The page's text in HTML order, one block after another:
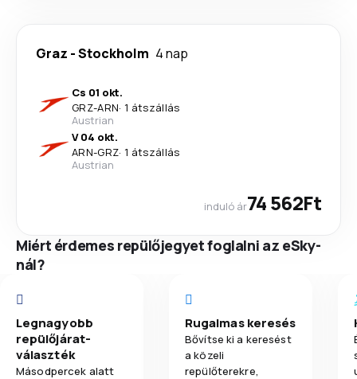
Graz -Stockholm 4 nap
Cs 01 okt.
GRZ-ARN· 1 átszállás
Austrian
V 04 okt.
ARN-GRZ· 1 átszállás
Austrian
induló ár74 562Ft
Miért érdemes repülőjegyet foglalni az eSky-
nál?
Legnagyobb
repülőjárat-
választék
Másodpercek alatt
Rugalmas keresés
Bővítse ki a keresést
a közeli
repülőterekre,